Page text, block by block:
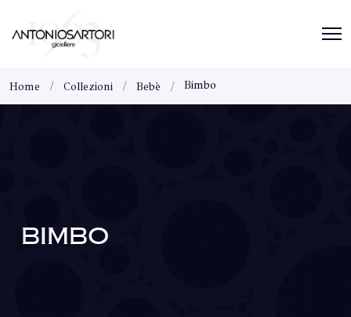
Home Collezioni Bebè Bimbo
BIMBO